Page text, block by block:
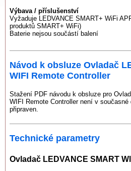
Výbava / příslušenství
Vyžaduje LEDVANCE SMART+ WiFi
produktů SMART+ WiFi)
Baterie nejsou součástí balení
Návod k obsluze Ovladač
WIFI Remote Controller
Stažení PDF návodu k obsluze pro
WIFI Remote Controller není v
připraven.
Technické parametry
Ovladač LEDVANCE SMART